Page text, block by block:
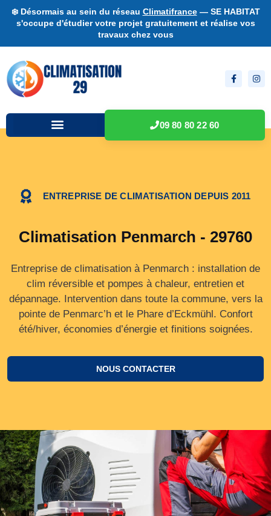
❄️ Désormais au sein du réseau Climatifrance— SE HABITAT
s'occupe d'étudier votre projet gratuitement et réalise vos
travaux chez vous
09 80 80 22 60
ENTREPRISE DE CLIMATISATION DEPUIS 2011
Climatisation Penmarch - 29760
Entreprise de climatisation à Penmarch : installation de
clim réversible et pompes à chaleur, entretien et
dépannage. Intervention dans toute la commune, vers la
pointe de Penmarc’h et le Phare d’Eckmühl. Confort
été/hiver, économies d’énergie et finitions soignées.
NOUS CONTACTER